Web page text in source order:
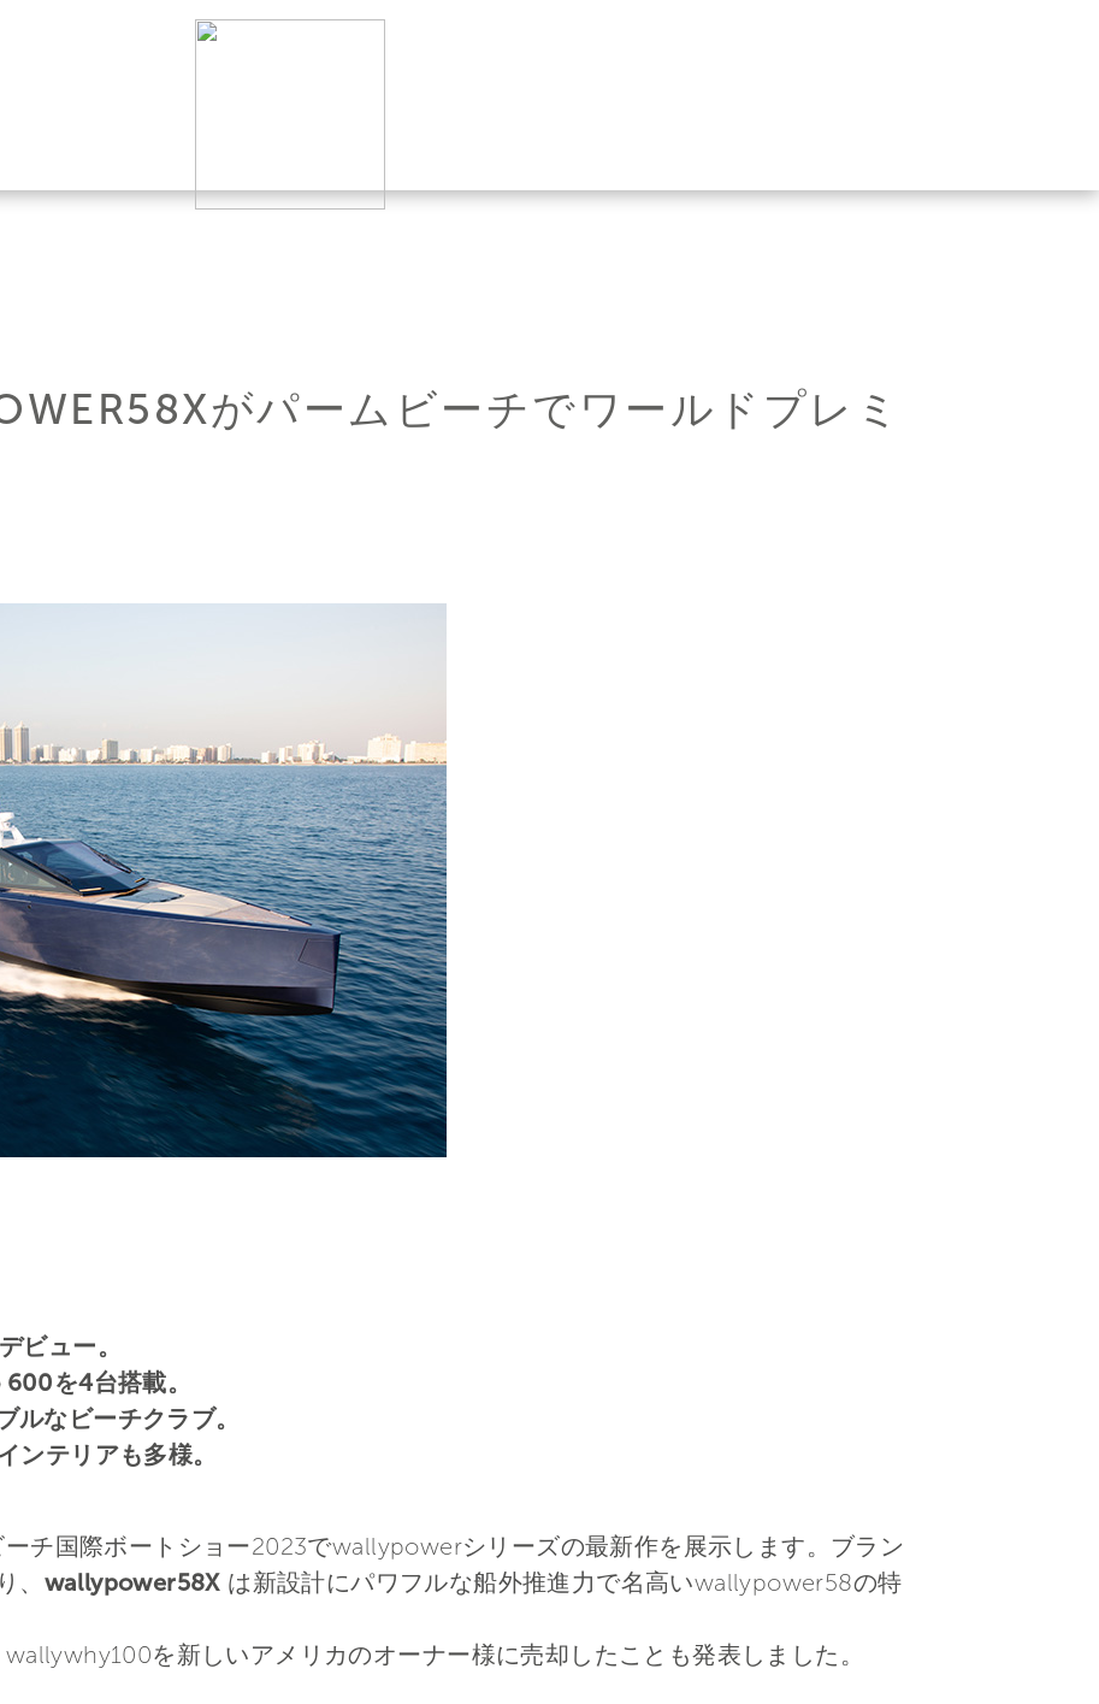
がパームビーチでワールドプレミ
ビュー。
を4台搭載。
ルなビーチクラブ。
ンテリアも多様。
チ国際ボートショー2023でwallypowerシリーズの最新作を展示します。ブラン
、 wallypower58Xは新設計にパワフルな船外推進力で名高いwallypower58の特
を新しいアメリカのオーナー様に売却したことも発表しました。